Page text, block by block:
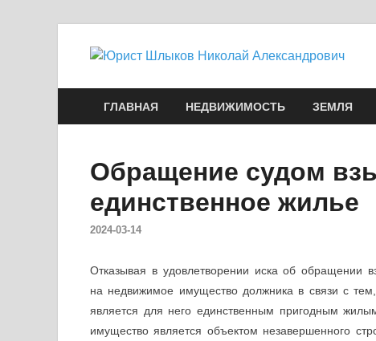
ГЛАВНАЯ НЕДВИЖИМОСТЬ ЗЕМЛЯ
Обращение судом
единственное жилье
2024-03-14
Отказывая в удовлетворении иска об обращении
на недвижимое имущество должника в связи с
является для него единственным пригодным
имущество является объектом незавершенного